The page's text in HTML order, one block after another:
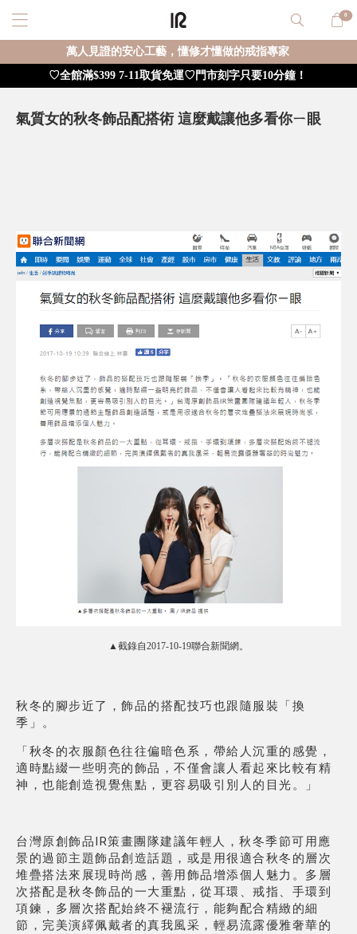
0
萬人見證的安心工藝，懂修才懂做的戒指專家
♡全館滿$399 7-11取貨免運♡門市刻字只要10分鐘！
氣質女的秋冬飾品配搭術 這麼戴讓他多看你ㄧ眼
▲截錄自2017-10-19聯合新聞網。
秋冬的腳步近了，飾品的搭配技巧也跟隨服裝「換
季」。
「秋冬的衣服顏色往往偏暗色系，帶給人沉重的感覺，
適時點綴一些明亮的飾品， 不僅會讓人看起來比較有精
神，也能創造視覺焦點，更容易吸引別人的目光。」
台灣原創飾品IR策畫團隊建議年輕人，秋冬季節可用應
景的過節主題飾品創造話題，或是用很適合秋冬的層次
堆疊搭法來展現時尚感， 善用飾品增添個人魅力。 多層
次搭配是秋冬飾品的一大重點，從耳環、戒指、手環到
項鍊， 多層次搭配始終不褪流行，能夠配合精緻的細
節，完美演繹佩戴者的真我風采，輕易流露優雅奢華的